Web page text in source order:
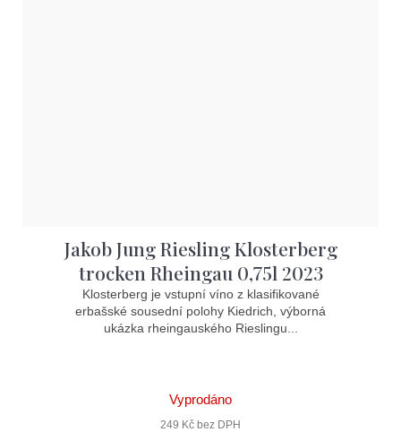
Jakob Jung Riesling Klosterberg
trocken Rheingau 0,75l 2023
Klosterberg je vstupní víno z klasifikované
erbašské sousední polohy Kiedrich, výborná
ukázka rheingauského Rieslingu...
Vyprodáno
249 Kč bez DPH